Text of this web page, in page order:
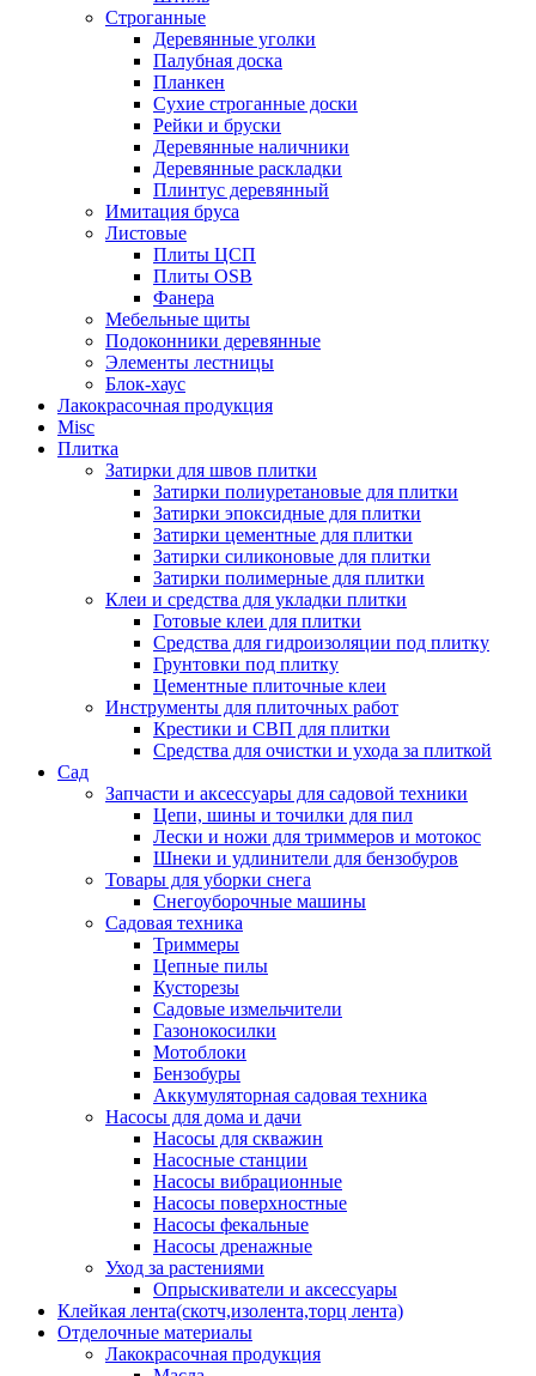
Строганные
Деревянные уголки
Палубная доска
Планкен
Сухие строганные доски
Рейки и бруски
Деревянные наличники
Деревянные раскладки
Плинтус деревянный
Имитация бруса
Листовые
Плиты ЦСП
Плиты OSB
Фанера
Мебельные щиты
Подоконники деревянные
Элементы лестницы
Блок-хаус
Лакокрасочная продукция
Misc
Плитка
Затирки для швов плитки
Затирки полиуретановые для плитки
Затирки эпоксидные для плитки
Затирки цементные для плитки
Затирки силиконовые для плитки
Затирки полимерные для плитки
Клеи и средства для укладки плитки
Готовые клеи для плитки
Средства для гидроизоляции под плитку
Грунтовки под плитку
Цементные плиточные клеи
Инструменты для плиточных работ
Крестики и СВП для плитки
Средства для очистки и ухода за плиткой
Сад
Запчасти и аксессуары для садовой техники
Цепи, шины и точилки для пил
Лески и ножи для триммеров и мотокос
Шнеки и удлинители для бензобуров
Товары для уборки снега
Снегоуборочные машины
Садовая техника
Триммеры
Цепные пилы
Кусторезы
Садовые измельчители
Газонокосилки
Мотоблоки
Бензобуры
Аккумуляторная садовая техника
Насосы для дома и дачи
Насосы для скважин
Насосные станции
Насосы вибрационные
Насосы поверхностные
Насосы фекальные
Насосы дренажные
Уход за растениями
Опрыскиватели и аксессуары
Клейкая лента(скотч,изолента,торц лента)
Отделочные материалы
Лакокрасочная продукция